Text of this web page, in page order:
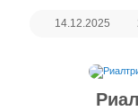
14.12.2025